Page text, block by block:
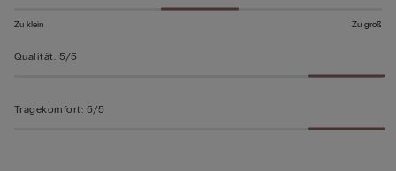
Zu klein Zu groß
Qualität: 5/5
Tragekomfort: 5/5